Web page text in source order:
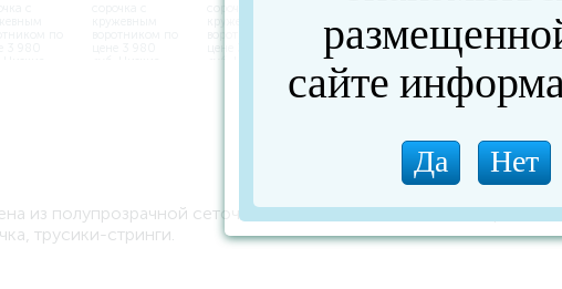
из полупрозрачной сеточки в сочетании с отделкой из
трусики-стринги.
сайте